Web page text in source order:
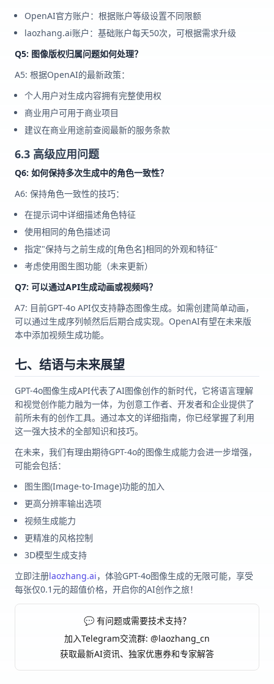
OpenAI官方账户：根据账户等级设置不同限额
laozhang.ai账户：基础账户每天50次，可根据需求升级
Q5: 图像版权归属问题如何处理？
A5: 根据OpenAI的最新政策：
个人用户对生成内容拥有完整使用权
商业用户可用于商业项目
建议在商业用途前查阅最新的服务条款
6.3 高级应用问题
Q6: 如何保持多次生成中的角色一致性？
A6: 保持角色一致性的技巧：
在提示词中详细描述角色特征
使用相同的角色描述词
指定"保持与之前生成的[角色名]相同的外观和特征"
考虑使用图生图功能（未来更新）
Q7: 可以通过API生成动画或视频吗？
A7: 目前GPT-4o API仅支持静态图像生成。如需创建简单动画，
可以通过生成序列帧然后后期合成实现。OpenAI有望在未来版
本中添加视频生成功能。
七、结语与未来展望
GPT-4o图像生成API代表了AI图像创作的新时代，它将语言理解
和视觉创作能力融为一体，为创意工作者、开发者和企业提供了
前所未有的创作工具。通过本文的详细指南，你已经掌握了利用
这一强大技术的全部知识和技巧。
在未来，我们有理由期待GPT-4o的图像生成能力会进一步增强，
可能会包括：
图生图(Image-to-Image)功能的加入
更高分辨率输出选项
视频生成能力
更精准的风格控制
3D模型生成支持
立即注册laozhang.ai，体验GPT-4o图像生成的无限可能，享受
每张仅0.1元的超值价格，开启你的AI创作之旅！
💬 有问题或需要技术支持？
加入Telegram交流群: @laozhang_cn
获取最新AI资讯、独家优惠券和专家解答